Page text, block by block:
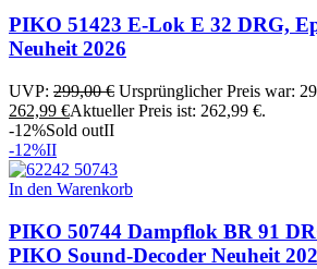
PIKO 51423 E-Lok E 32 DRG,
Neuheit 2026
UVP: 299,00€ Ursprünglicher Preis war:
262,99 €Aktueller Preis ist: 262,99 €.
-12%Sold outII
-12%II
In den Warenkorb
PIKO 50744 Dampflok BR 91
PIKO Sound-Decoder Neuheit